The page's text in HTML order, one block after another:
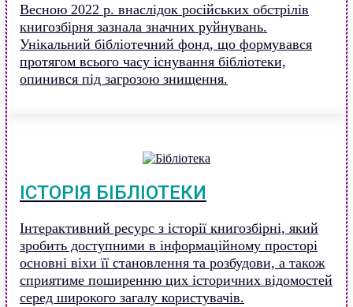
Весною 2022 р. внаслідок російських обстрілів
книгозбірня зазнала значних руйнувань.
Унікальний бібліотечний фонд, що формувався
протягом всього часу існування бібліотеки,
опинився під загрозою знищення.
ІСТОРІЯ БІБЛІОТЕКИ
Інтерактивний ресурс з історії книгозбірні, який
зробить доступними в інформаційному просторі
основні віхи її становлення та розбудови, а також
сприятиме поширенню цих історичних відомостей
серед широкого загалу користувачів.